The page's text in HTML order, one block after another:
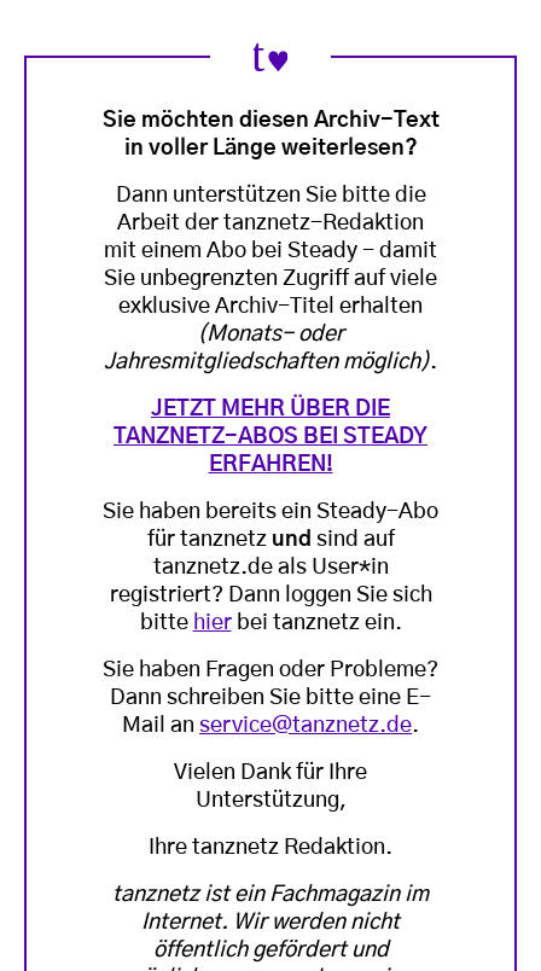
Sie möchten diesen Archiv-Text
in voller Länge weiterlesen?
Dann unterstützen Sie bitte die
Arbeit der tanznetz-Redaktion
mit einem Abo bei Steady - damit
Sie unbegrenzten Zugriff auf viele
exklusive Archiv-Titel erhalten
(Monats- oder
Jahresmitgliedschaften möglich).
JETZT MEHR ÜBER DIE
TANZNETZ-ABOS BEI STEADY
ERFAHREN!
Sie haben bereits ein Steady-Abo
für tanznetz und sind auf
tanznetz.de als User*in
registriert? Dann loggen Sie sich
bitte hierbei tanznetz ein.
Sie haben Fragen oder Probleme?
Dann schreiben Sie bitte eine E-
Mail an service@tanznetz.de.
Vielen Dank für Ihre
Unterstützung,
Ihre tanznetz Redaktion.
tanznetz ist ein Fachmagazin im
Internet. Wir werden nicht
öffentlich gefördert und